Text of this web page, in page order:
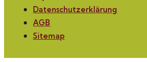
Datenschutzerklärung
AGB
Sitemap